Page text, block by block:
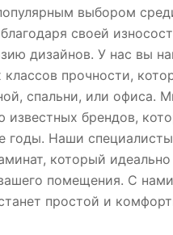
выбором
своей
дизайнов. У нас вы
классов прочности,
спальни, или офиса.
известных брендов,
годы. Наши
который
помещения. С
простой и